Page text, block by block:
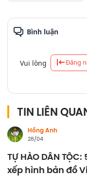
Bình luận
Vui lòng Đăng
TIN LIÊN
Hồng Anh
28/04
TỰ HÀO DÂN
xếp hình bản đồ